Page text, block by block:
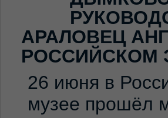
АРАЛОВЕЦ
РОССИЙСКОМ
26 июня в
музее прошёл